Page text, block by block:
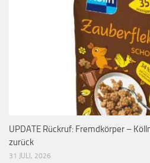
UPDATE Rückruf: Fremdkörper –
zurück
31 JULI, 2026